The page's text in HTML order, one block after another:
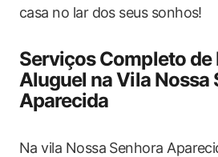
casa no lar dos seus sonhos!
Serviços Completo de
Aluguel na Vila Nossa
Aparecida
Na vila Nossa Senhora